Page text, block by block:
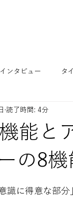
インタビュー タ
J/P セッション
開催予定イベ
ョン 認定コース
能と
の8
読了時間: 4分
識に得意な部